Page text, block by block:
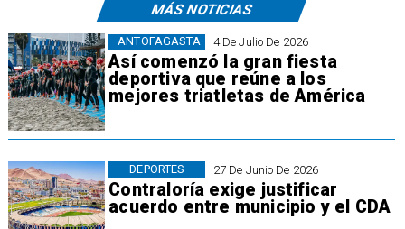
MÁS NOTICIAS
4 De Julio De 2026
Así comenzó la gran fiesta
deportiva que reúne a los
mejores triatletas de América
ANTOFAGASTA
27 De Junio De 2026
Contraloría exige justificar
acuerdo entre municipio y el CDA
DEPORTES